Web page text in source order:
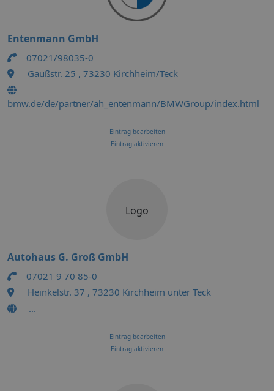
Entenmann GmbH
07021/98035-0
Gaußstr. 25 , 73230 Kirchheim/Teck
bmw.de/de/partner/ah_entenmann/BMWGroup/index.html
Eintrag bearbeiten
Eintrag aktivieren
Logo
Autohaus G. Groß GmbH
07021 9 70 85-0
Heinkelstr. 37 , 73230 Kirchheim unter Teck
...
Eintrag bearbeiten
Eintrag aktivieren